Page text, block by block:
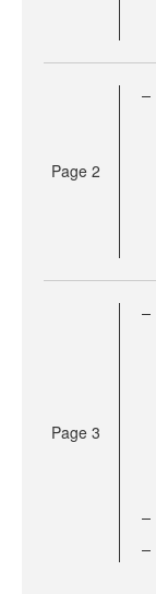
Page 2
Page 3